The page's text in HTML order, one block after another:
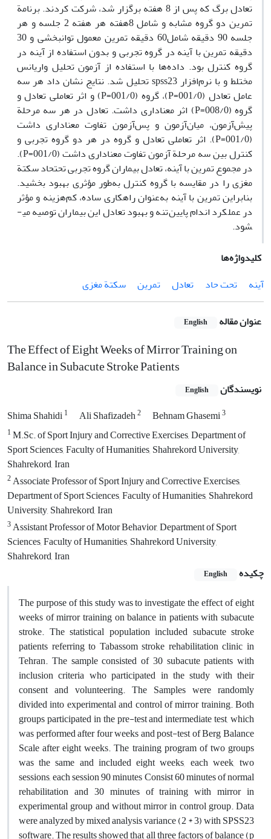
تعادل برگ که پس از 8 هفته برگزار شد، شرکت کردند. برنامة
تمرین دو گروه مشابه و شامل 8هفته هر هفته 2 جلسه و هر
جلسه 90 دقیقه شامل60 دقیقه تمرین معمول توانبخشی و 30
دقیقه تمرین با آینه در گروه تجربی و بدون استفاده از آینه در
گروه کنترل بود. داده‌ها با استفاده از آزمون تحلیل واریانس
مختلط و با نرم‌افزار spss23 تحلیل شد. نتایج نشان داد هر سه
عامل تعادل (001/0=P)، گروه (001/0=P) و اثر تعاملی تعادل و
گروه (008/0=P) اثر معناداری داشت. تعادل در هر سه مرحلة
پیش‌آزمون، میان‌آزمون و پس‌آزمون تفاوت معناداری داشت
(001/0=P). اثر تعاملی تعادل و گروه در هر دو گروه تجربی و
کنترل بین سه مرحلة آزمون تفاوت معناداری داشت (001/0=P).
در مجموع تمرین ‌با آینه، تعادل بیماران گروه تجربی تحت­حاد سکتة
مغزی را در مقایسه با گروه کنترل به‌طور مؤثری بهبود بخشید.
بنابراین تمرین ‌با آینه به‌عنوان راهکاری ساده، کم‌هزینه و مؤثر
در عملکرد اندام پایین‌تنه و بهبود تعادل این بیماران توصیه می­
شود.
کلیدواژه‌ها
آینه
تحت حاد تعادل تمرین سکتة مغزی
عنوان مقاله English
The Effect of Eight Weeks of Mirror Training on
Balance in Subacute Stroke Patients
نویسندگان English
Shima Shahidi1 Ali Shafizadeh2 Behnam Ghasemi3
1M.Sc. of Sport Injury and Corrective Exercises, Department of
Sport Sciences, Faculty of Humanities, Shahrekord University,
Shahrekord, Iran
2Associate Professor of Sport Injury and Corrective Exercises,
Department of Sport Sciences, Faculty of Humanities, Shahrekord
University, Shahrekord, Iran
3Assistant Professor of Motor Behavior, Department of Sport
Sciences, Faculty of Humanities, Shahrekord University,
Shahrekord, Iran
چکیده
English
The purpose of this study was to investigate the effect of eight
weeks of mirror training on balance in patients with subacute
stroke. The statistical population included subacute stroke
patients referring to Tabassom stroke rehabilitation clinic in
Tehran. The sample consisted of 30 subacute patients with
inclusion criteria who participated in the study with their
consent and volunteering. The Samples were randomly
divided into experimental and control of mirror training. Both
groups participated in the pre-test and intermediate test, which
was performed after four weeks and post-test of Berg Balance
Scale after eight weeks. The training program of two groups
was the same and included eight weeks, each week, two
sessions, each session 90 minutes Consist 60 minutes of normal
rehabilitation and 30 minutes of training with mirror in
experimental group and without mirror in control group. Data
were analyzed by mixed analysis variance (2 * 3) with SPSS23
software. The results showed that all three factors of balance (p